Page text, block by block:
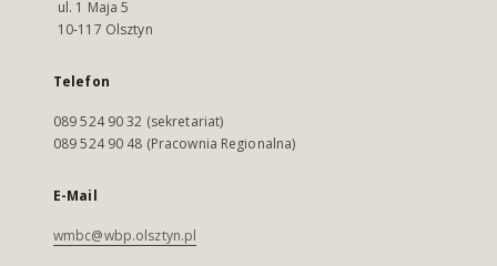
ul. 1 Maja 5
10-117 Olsztyn
Telefon
089 524 90 32 (sekretariat)
089 524 90 48 (Pracownia Regionalna)
E-Mail
wmbc@wbp.olsztyn.pl